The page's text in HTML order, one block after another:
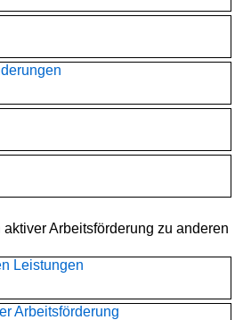
Arbeitsförderung zu anderen
Leistungen
Arbeitsförderung